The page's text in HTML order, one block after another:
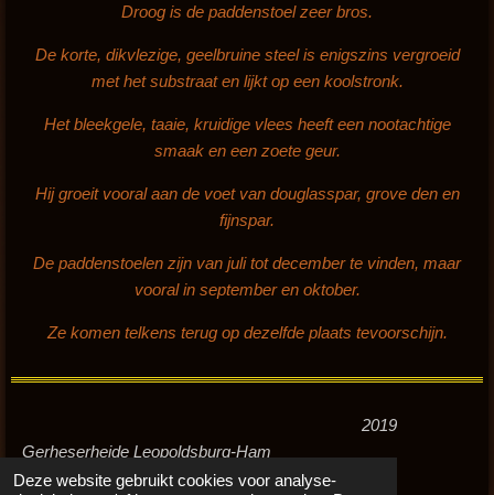
Deze website gebruikt cookies voor analyse-
Droog is de paddenstoel zeer bros.
De korte, dikvlezige, geelbruine steel is enigszins vergroeid
met het substraat en lijkt op een koolstronk.
Het bleekgele, taaie, kruidige vlees heeft een nootachtige
smaak en een zoete geur.
Hij groeit vooral aan de voet van douglasspar, grove den en
fijnspar.
De paddenstoelen zijn van juli tot december te vinden, maar
vooral in september en oktober.
Ze komen telkens terug op dezelfde plaats tevoorschijn.
2019
Gerheserheide Leopoldsburg-Ham